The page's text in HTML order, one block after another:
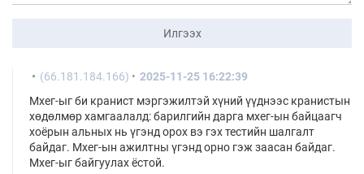
Илгээх
(66.181.184.166)
2025-11-25 16:22:39
Мхег-ыг би кранист мэргэжилтэй хүний үүднээс кранистын
хөдөлмөр хамгаалалд: барилгийн дарга мхег-ын байцаагч
хоёрын альных нь үгэнд орох вэ гэх тестийн шалгалт
байдаг. Мхег-ын ажилтны үгэнд орно гэж заасан байдаг.
Мхег-ыг байгуулах ёстой.